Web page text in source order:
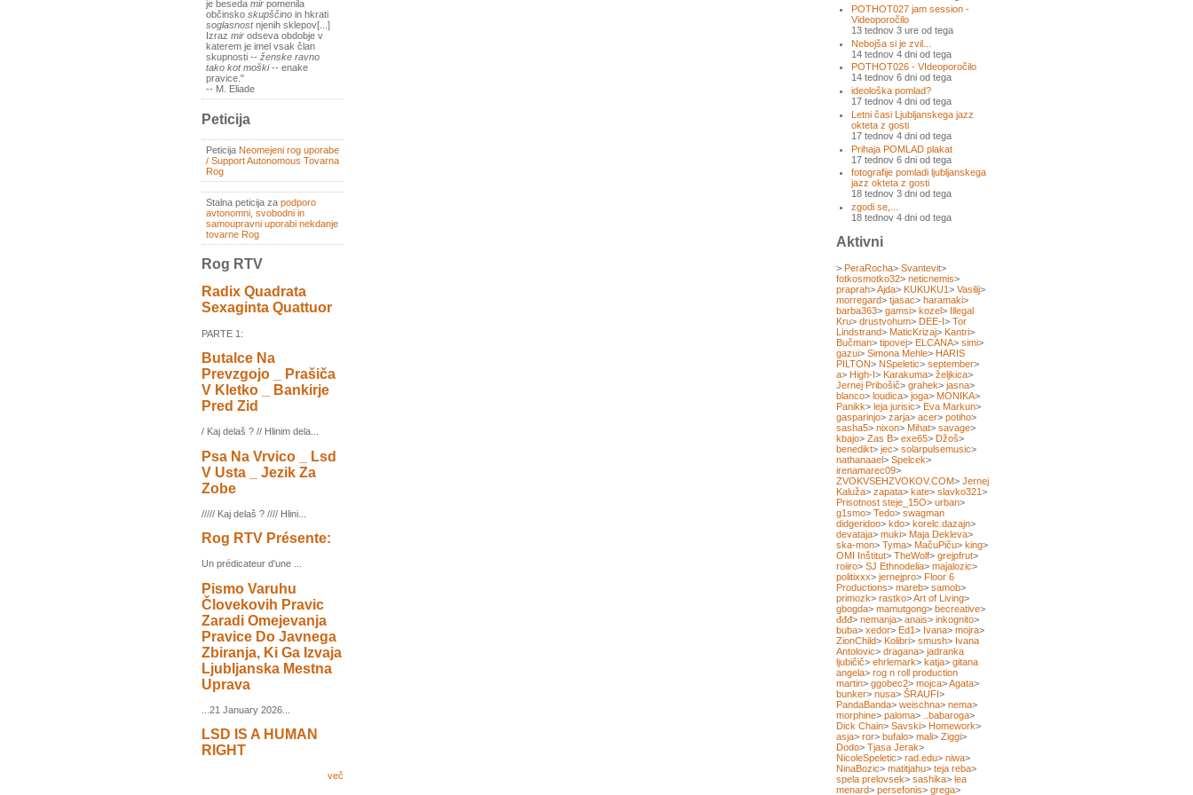
je beseda mir pomenila
občinsko skupščino in hkrati
soglasnostnjenih sklepov[...]
Izraz mir odseva obdobje v
katerem je imel vsak član
skupnosti -- ženske ravno
tako kot moški-- enake
pravice."
-- M. Eliade
Peticija
Peticija Neomejeni rog uporabe
/ Support Autonomous Tovarna
Rog
Stalna peticija za podporo
avtonomni, svobodni in
samoupravni uporabi nekdanje
tovarne Rog
Rog RTV
Radix Quadrata
Sexaginta Quattuor
PARTE 1:
Butalce Na
Prevzgojo _ Prašiča
V Kletko _ Bankirje
Pred Zid
/ Kaj delaš ? // Hlinim dela...
Psa Na Vrvico _ Lsd
V Usta _ Jezik Za
Zobe
///// Kaj delaš ? //// Hlini...
Rog RTV Présente:
Un prédicateur d'une ...
Pismo Varuhu
Človekovih Pravic
Zaradi Omejevanja
Pravice Do Javnega
Zbiranja, Ki Ga Izvaja
Ljubljanska Mestna
Uprava
...21 January 2026...
LSD IS A HUMAN
RIGHT
več
POTHOT027 jam session -
Videoporočilo
13 tednov 3 ure od tega
Nebojša si je zvil...
14 tednov 4 dni od tega
POTHOT026 - VIdeoporočilo
14 tednov 6 dni od tega
ideološka pomlad?
17 tednov 4 dni od tega
Letni časi Ljubljanskega jazz
okteta z gosti
17 tednov 4 dni od tega
Prihaja POMLAD plakat
17 tednov 6 dni od tega
fotografije pomladi ljubljanskega
jazz okteta z gosti
18 tednov 3 dni od tega
zgodi se,...
18 tednov 4 dni od tega
Aktivni
> PeraRocha> Svantevit>
fotkosmotko32> neticnemis>
praprah>Ajda> KUKUKU1> Vasilij>
morregard> tjasac> haramaki>
barba363> gamsi> kozel> Illegal
Kru> drustvohum> DEE-I> Tor
Lindstrand> MaticKrizaj> Kantri>
Bučman> tipovej> ELCANA> simi>
gazui> Simona Mehle> HARIS
PILTON> NSpeletic> september>
a> High-I> Karakuma> željkica>
Jernej Pribošič> grahek> jasna>
blanco> loudica> joga> MONIKA>
Panikk> leja jurisic> Eva Markun>
gasparinjo> zarja> acer> potiho>
sasha5> nixon> Mihat> savage>
kbajo> Zas B> exe65> Džoš>
benedikt> jec> solarpulsemusic>
nathanaael> Spelcek>
irenamarec09>
ZVOKVSEHZVOKOV.COM> Jernej
Kaluža> zapata> kate> slavko321>
Prisotnost steje_15O> urban>
g1smo> Tedo> swagman
didgeridoo> kdo> korelc.dazajn>
devataja> muki> Maja Dekleva>
ska-mon> Tyma> MačuPiču> king>
OMI Inštitut> TheWolf> grejpfrut>
roiiro> SJ Ethnodelia> majalozic>
politixxx> jernejpro> Floor 6
Productions> mareb> samob>
primozk> rastko>Art of Living>
gbogda> mamutgong> becreative>
đđđ> nemanja> anais> inkognito>
buba> xedor> Ed1> Ivana> mojra>
ZionChild> Kolibri> smush> Ivana
Antolovic> dragana> jadranka
ljubičič> ehrlemark> katja> gitana
angela> rog n roll production
martin> ggobec2> mojca>Agata>
bunker> nusa> ŠRAUFI>
PandaBanda> weischna> nema>
morphine> paloma> ..babaroga>
Dick Chain> Savski> Homework>
asja> ror> bufalo> mali> Ziggi>
Dodo> Tjasa Jerak>
NicoleSpeletic> rad.edu> niwa>
NinaBozic> matitjahu> teja reba>
spela prelovsek> sashika> lea
menard> persefonis> grega>